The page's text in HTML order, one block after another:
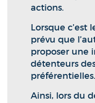
actions.
Lorsque c’est
prévu que
proposer une
détenteurs
préférentielles.
Ainsi, lors du